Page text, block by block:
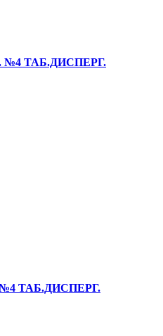
№4 ТАБ.ДИСПЕРГ.
ТАБ.ДИСПЕРГ.